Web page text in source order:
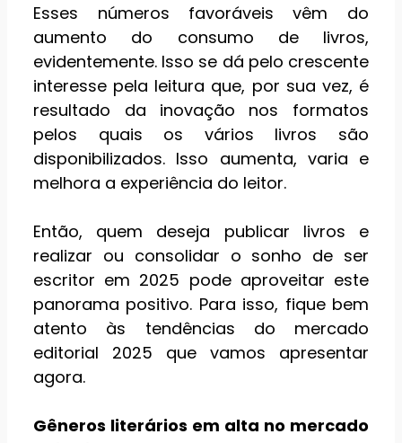
Esses números favoráveis vêm do
aumento do consumo de livros,
evidentemente. Isso se dá pelo crescente
interesse pela leitura que, por sua vez, é
resultado da inovação nos formatos
pelos quais os vários livros são
disponibilizados. Isso aumenta, varia e
melhora a experiência do leitor.
Então, quem deseja publicar livros e
realizar ou consolidar o sonho de ser
escritor em 2025 pode aproveitar este
panorama positivo. Para isso, fique bem
atento às tendências do mercado
editorial 2025 que vamos apresentar
agora.
Gêneros literários em alta no mercado